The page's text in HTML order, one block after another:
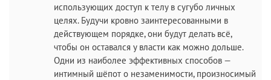
использующих доступ к телу в сугубо личных
целях. Будучи кровно заинтересованными в
действующем порядке, они будут делать всё,
чтобы он оставался у власти как можно дольше.
Одни из наиболее эффективных способов —
интимный шёпот о незаменимости, произносимый